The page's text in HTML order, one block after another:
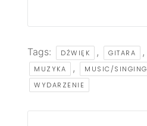
Tags: DŹWIĘK , GITARA ,
MUZYKA , MUSIC/SINGING
WYDARZENIE